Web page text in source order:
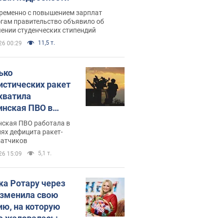
с повышением зарплат
правительство объявило об
студенческих стипендий
00:29 11,5 т.
ракет
ПВО в
в Минобороны
цифру
ПВО работала в
дефицита ракет-
15:09 5,1 т.
Ротару через
свою
на которую